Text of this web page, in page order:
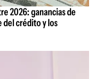
2026: ganancias de
del crédito y los